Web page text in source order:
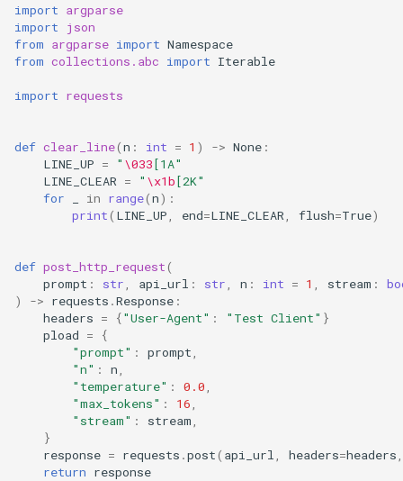
r
c
Disaggregated Prefill
Encoder Decoder Multimodal
KV Load Failure Recovery
LLM Engine Example
LLM Engine Reset Kv
Logits Processor
LoRA With Quantization
Inference
Mistral-Small
Lobe Chat
多模态输入
推理输出
工具调用
Quantization
量化 KV 缓存
TorchAO
Spec decode
多模态数据处理
model_inspection
pooling_params
scripts
sequence
version
import argparse
import
json
from argparse import Namespace
from collections.abc import Iterable
import requests
def clear_line(n : int = 1 ) -> None :
LINE_UP = " \033[1A"
LINE_CLEAR = " \x1b[2K"
for
in range(n):
print( LINE_UP end=LINE_CLEAR flush=True)
def post_http_request(
prompt : str api_url : str n : int = 1 stream :
)
-> requests .Response :
headers = {"User-Agent" : "Test Client" }
pload =
{
"prompt" : prompt
"n" : n
"temperature" : 0.0
"max_tokens" : 16
"stream" : stream
}
response = requests .post( api_url headers=headers
return response